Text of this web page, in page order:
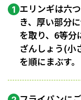
1 エリンギは六
き、厚い部分
を取り、6等分
ざんしょう(小
を順にまぶす。